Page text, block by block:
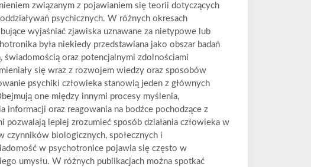
związanym z pojawianiem się teorii dotyczących
psychicznych. W różnych okresach
wyjaśniać zjawiska uznawane za nietypowe lub
była niekiedy przedstawiana jako obszar badań
świadomością oraz potencjalnymi zdolnościami
się wraz z rozwojem wiedzy oraz sposobów
psychiki człowieka stanowią jeden z głównych
one między innymi procesy myślenia,
informacji oraz reagowania na bodźce pochodzące z
pozwalają lepiej zrozumieć sposób działania człowieka w
czynników biologicznych, społecznych i
w psychotronice pojawia się często w
umysłu. W różnych publikacjach można spotkać